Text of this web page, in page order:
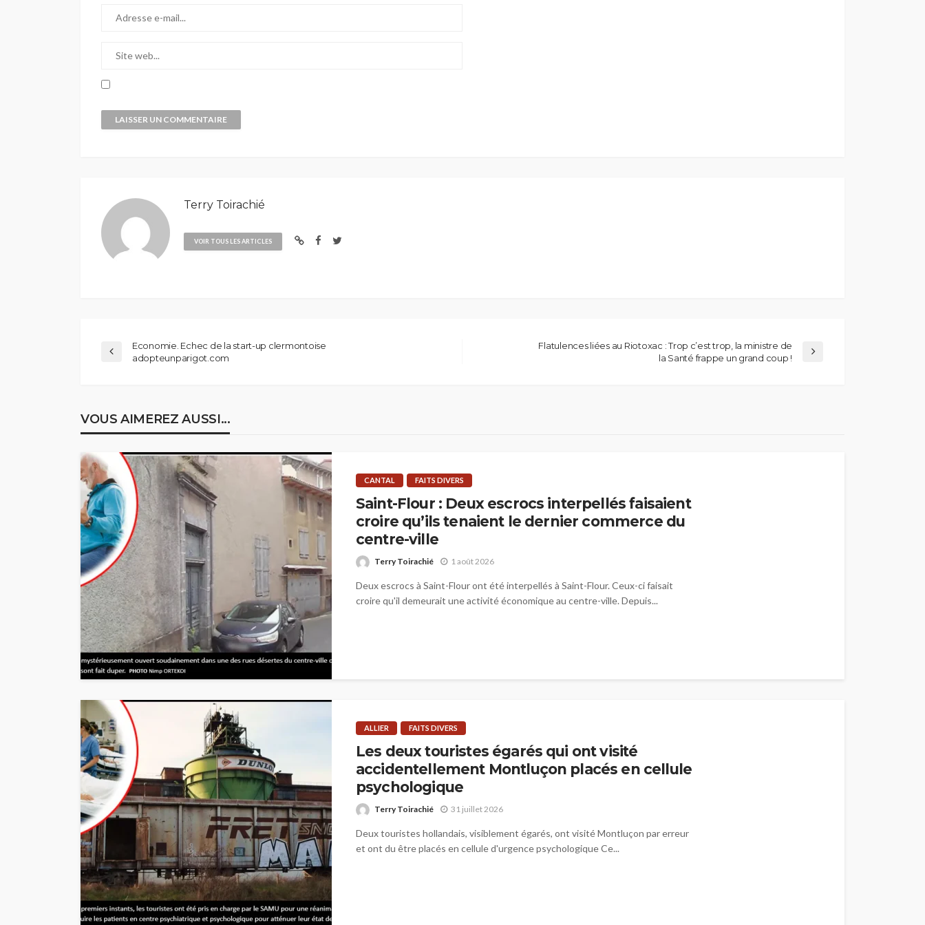
Terry Toirachié
VOIR TOUS LES ARTICLES
Economie. Echec de la start-up clermontoise
adopteunparigot.com
Flatulences liées au Riotoxac : Trop c’est trop, la ministre de
la Santé frappe un grand coup !
VOUS AIMEREZ AUSSI...
CANTAL FAITS DIVERS
Saint-Flour : Deux escrocs interpellés faisaient
croire qu’ils tenaient le dernier commerce du
centre-ville
Terry Toirachié 1 août 2026
Deux escrocs à Saint-Flour ont été interpellés à Saint-Flour. Ceux-ci faisait
croire qu'il demeurait une activité économique au centre-ville. Depuis...
ALLIER FAITS DIVERS
Les deux touristes égarés qui ont visité
accidentellement Montluçon placés en cellule
psychologique
Terry Toirachié 31 juillet 2026
Deux touristes hollandais, visiblement égarés, ont visité Montluçon par erreur
et ont du être placés en cellule d'urgence psychologique Ce...